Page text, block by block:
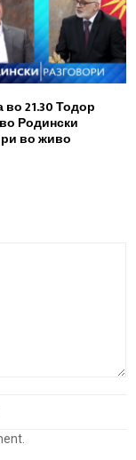
во 21.30 Тодор
Родински
во живо